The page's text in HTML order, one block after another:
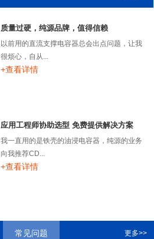
质量过硬，纯源品牌，值得信赖
以前用的直流支撑电容器总会出点问题，让我
很烦心，自从...
+查看详情
应用工程师协助选型 免费提供解决方案
我一直用的是铁壳的油浸电容器，纯源的业务
向我推荐CD...
+查看详情
常见问题 更多>>